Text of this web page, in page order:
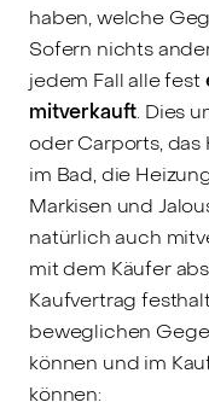
haben, welche
Sofern nichts
jedem Fall alle fest
mitverkauft. Dies
oder Carports, das
im Bad, die
Markisen und
natürlich auch
mit dem Käufer
Kaufvertrag
beweglichen
können und im
können: